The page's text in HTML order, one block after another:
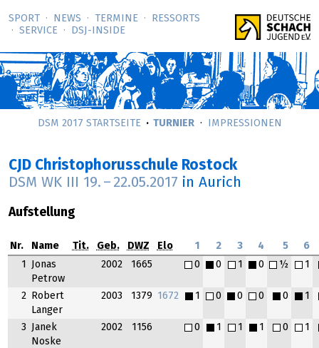
SPORT NEWS TERMINE
RESSORTS
SERVICE
DSJ-­INSIDE
DSM 2017 STARTSEITE TURNIER IMPRESSIONEN
CJD Christophorusschule Rostock
DSM WK III 19. – 22.05.2017 in Aurich
Aufstellung
Nr. Name Tit. Geb. DWZ Elo 1 2 3 4 5 6
1
Jonas
Petrow
2002 1665 0 0 1 0 ½ 1
2
Robert
Langer
2003 1379 1672 1 0 0 0 0 1
3
Janek
Noske
2002 1156 0 1 1 1 0 1